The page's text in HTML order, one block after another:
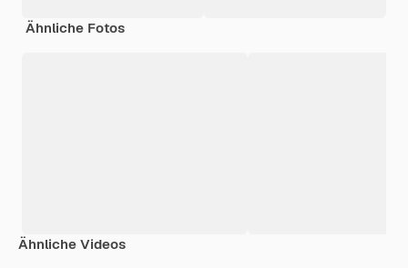
Ähnliche Fotos
Ähnliche Videos